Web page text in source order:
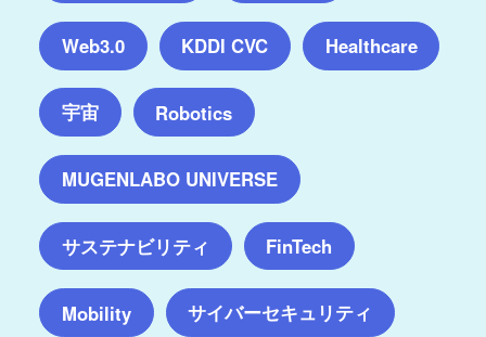
Web3.0 KDDI CVC Healthcare
宇宙 Robotics
MUGENLABO UNIVERSE
サステナビリティ FinTech
Mobility サイバーセキュリティ